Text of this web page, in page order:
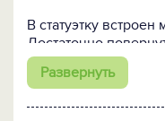
В статуэтку
Достаточно
Вы услышите
Развернуть